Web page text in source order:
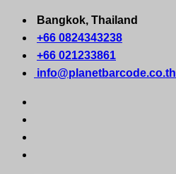
Skip
content
Bangkok, Thailand
+66 0824343238
+66 021233861
info@planetbarcode.co.th